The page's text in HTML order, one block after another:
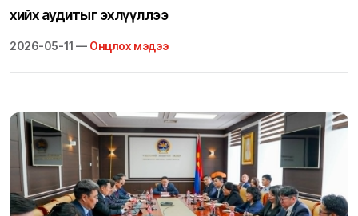
хийх аудитыг эхлүүллээ
2026-05-11 — Онцлох мэдээ